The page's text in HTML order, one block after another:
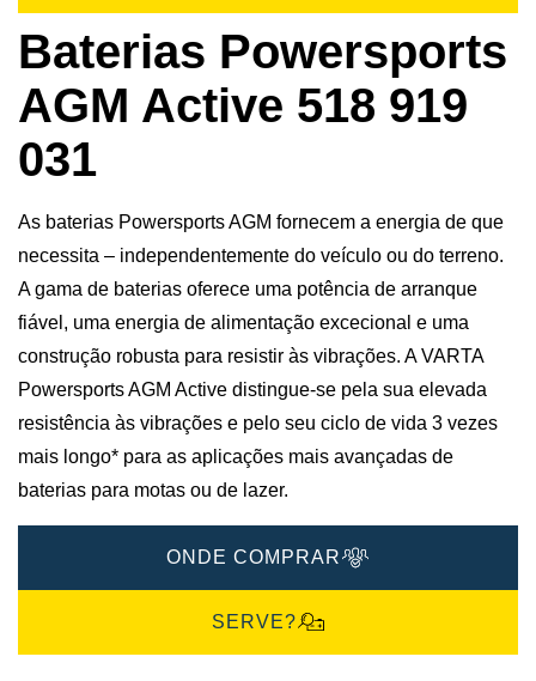
Baterias Powersports
AGM Active 518 919
031
As baterias Powersports AGM fornecem a energia de que
necessita – independentemente do veículo ou do terreno.
A gama de baterias oferece uma potência de arranque
fiável, uma energia de alimentação excecional e uma
construção robusta para resistir às vibrações. A VARTA
Powersports AGM Active distingue-se pela sua elevada
resistência às vibrações e pelo seu ciclo de vida 3 vezes
mais longo* para as aplicações mais avançadas de
baterias para motas ou de lazer.
ONDE COMPRAR
SERVE?